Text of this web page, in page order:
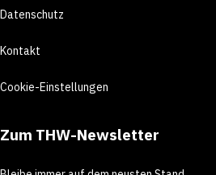
Datenschutz
Kontakt
Cookie-Einstellungen
Zum THW-Newsletter